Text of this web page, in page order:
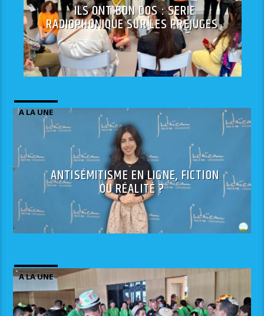
ILS ONT BON DOS : SERIE
RADIOPHONIQUE SUR LES PREJUGES
A LA UNE
ANTISÉMITISME EN LIGNE, FICTION
OU RÉALITÉ ?
A LA UNE